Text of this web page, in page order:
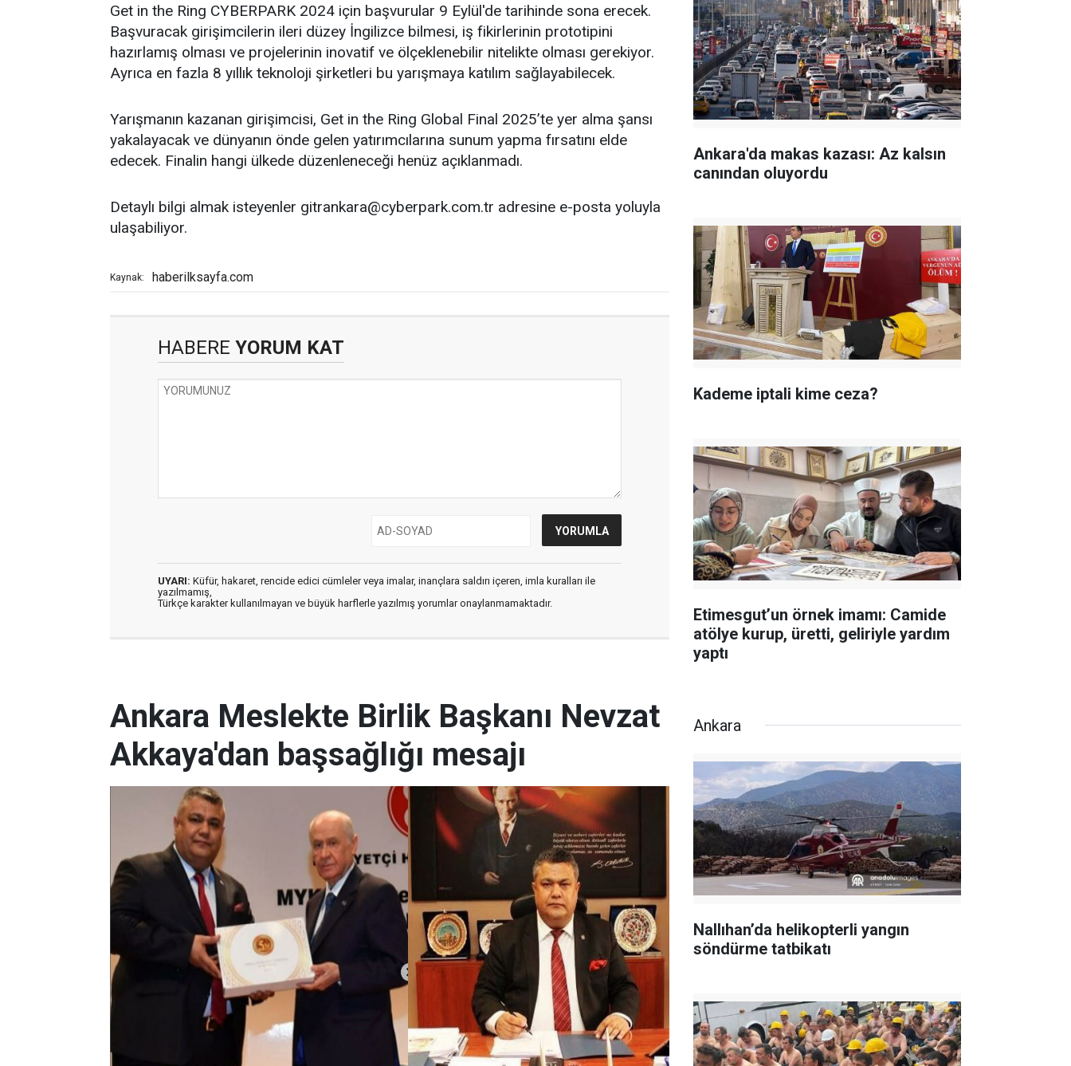
Get in the Ring CYBERPARK 2024 için başvurular 9 Eylül'de tarihinde sona erecek.
Başvuracak girişimcilerin ileri düzey İngilizce bilmesi, iş fikirlerinin prototipini
hazırlamış olması ve projelerinin inovatif ve ölçeklenebilir nitelikte olması gerekiyor.
Ayrıca en fazla 8 yıllık teknoloji şirketleri bu yarışmaya katılım sağlayabilecek.
Yarışmanın kazanan girişimcisi, Get in the Ring Global Final 2025’te yer alma şansı
yakalayacak ve dünyanın önde gelen yatırımcılarına sunum yapma fırsatını elde
edecek. Finalin hangi ülkede düzenleneceği henüz açıklanmadı.
Detaylı bilgi almak isteyenler gitrankara@cyberpark.com.tr adresine e-posta yoluyla
ulaşabiliyor.
Kaynak: haberilksayfa.com
HABERE YORUM KAT
UYARI: Küfür, hakaret, rencide edici cümleler veya imalar, inançlara saldırı içeren, imla kuralları ile
yazılmamış,
Türkçe karakter kullanılmayan ve büyük harflerle yazılmış yorumlar onaylanmamaktadır.
Ankara'da makas kazası: Az kalsın
canından oluyordu
Kademe iptali kime ceza?
Etimesgut’un örnek imamı: Camide
atölye kurup, üretti, geliriyle yardım
yaptı
Ankara Meslekte Birlik Başkanı Nevzat
Akkaya'dan başsağlığı mesajı
Ankara
Nallıhan’da helikopterli yangın
söndürme tatbikatı